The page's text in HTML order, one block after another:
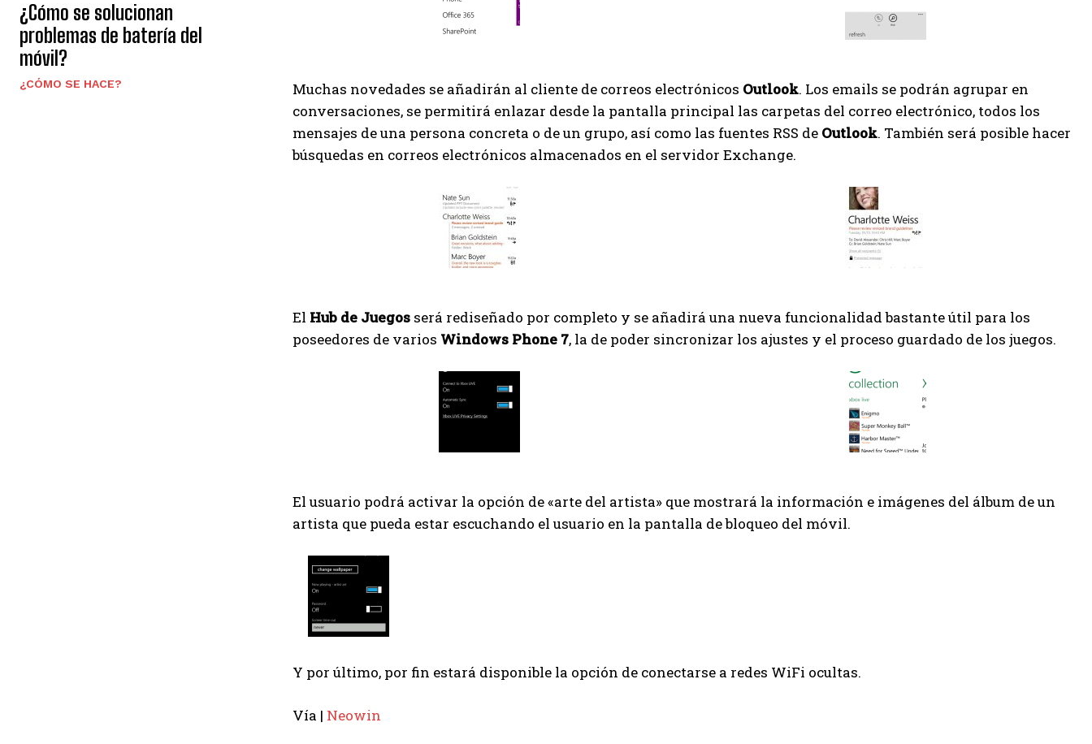
¿Cómo se solucionan
problemas de batería del
móvil?
¿CÓMO SE HACE? Muchas novedades se añadirán al cliente de correos electrónicos Outlook. Los emails se podrán agrupar en
conversaciones, se permitirá enlazar desde la pantalla principal las carpetas del correo electrónico, todos los
mensajes de una persona concreta o de un grupo, así como las fuentes RSS de Outlook. También será posible hacer
búsquedas en correos electrónicos almacenados en el servidor Exchange.
El Hub de Juegos será rediseñado por completo y se añadirá una nueva funcionalidad bastante útil para los
poseedores de varios Windows Phone 7, la de poder sincronizar los ajustes y el proceso guardado de los juegos.
El usuario podrá activar la opción de «arte del artista» que mostrará la información e imágenes del álbum de un
artista que pueda estar escuchando el usuario en la pantalla de bloqueo del móvil.
Y por último, por fin estará disponible la opción de conectarse a redes WiFi ocultas.
Vía | Neowin